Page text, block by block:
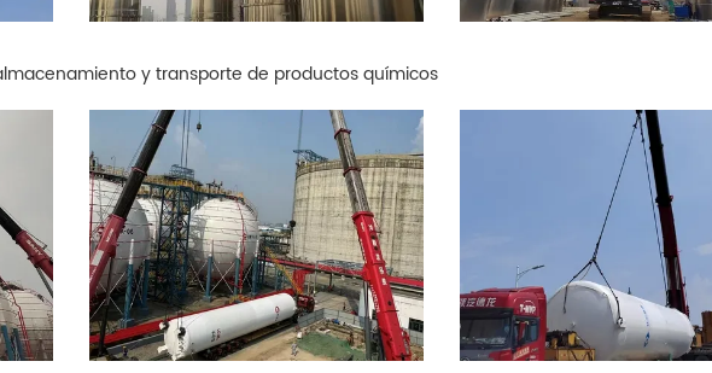
y transporte de productos químicos